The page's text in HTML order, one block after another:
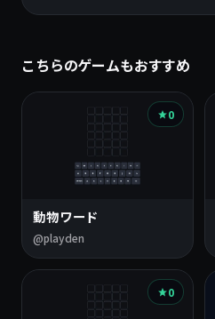
こちらのゲームもおすすめ
0
動物ワード
@playden
0